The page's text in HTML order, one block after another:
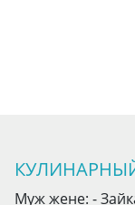
Муж жене: -